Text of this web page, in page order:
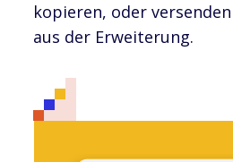
kopieren, oder
aus der Erweiterung.